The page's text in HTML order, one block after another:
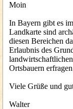
Moin
In Bayern gibt es
Landkarte sind
diesen Bereichen
Erlaubnis des
Ortsbauern
Viele Grüße und
Walter